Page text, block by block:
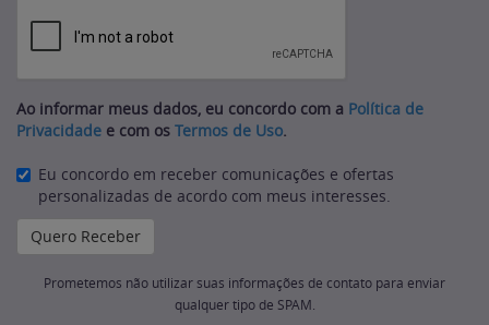
Ao informar meus dados, eu concordo com a Política de
Privacidade e com os Termos de Uso.
Eu concordo em receber comunicações e ofertas
personalizadas de acordo com meus interesses.
Prometemos não utilizar suas informações de contato para enviar
qualquer tipo de SPAM.